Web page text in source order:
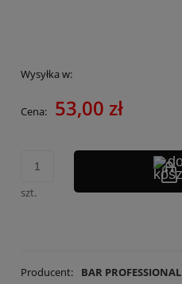
Wysyłka w:
Cena: 53,00 zł
szt.
Producent:
BAR PROFESSIONAL